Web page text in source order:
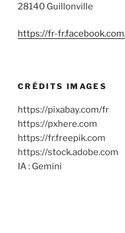
28140 Guillonville
https://fr-
CRÉDITS IMAGES
https://pixabay.com/fr
https://pxhere.com
https://fr.freepik.com
https://stock.adobe.com
IA : Gemini